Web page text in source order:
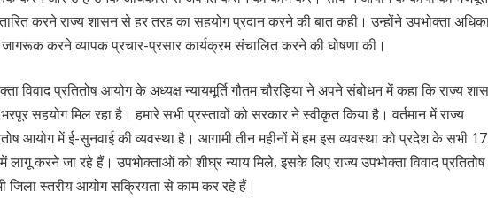
करने राज्य शासन से हर तरह का सहयोग प्रदान करने की बात कही। उन्होंने उपभोक्ता
जागरूक करने व्यापक प्रचार-प्रसार कार्यक्रम संचालित करने की घोषणा की।
विवाद प्रतितोष आयोग के अध्यक्ष न्यायमूर्ति गौतम चौरड़िया ने अपने संबोधन में कहा कि राज्य
सहयोग मिल रहा है। हमारे सभी प्रस्तावों को सरकार ने स्वीकृत किया है। वर्तमान में राज्य
आयोग में ई-सुनवाई की व्यवस्था है। आगामी तीन महीनों में हम इस व्यवस्था को प्रदेश के सभी 17
लागू करने जा रहे हैं। उपभोक्ताओं को शीघ्र न्याय मिले, इसके लिए राज्य उपभोक्ता विवाद प्रतितोष
जिला स्तरीय आयोग सक्रियता से काम कर रहे हैं।